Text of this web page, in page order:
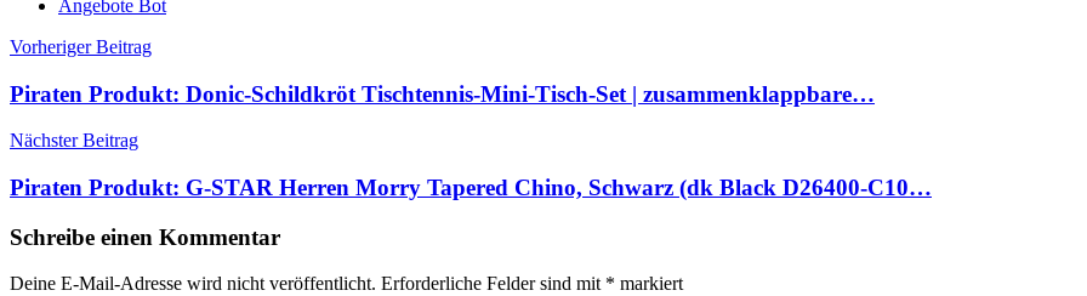
Angebote Bot
Beitragsnavigation
Vorheriger Beitrag
Piraten Produkt: Donic-Schildkröt Tischtennis-Mini-Tisch-Set | zusammenklappbare…
Nächster Beitrag
Piraten Produkt: G-STAR Herren Morry Tapered Chino, Schwarz (dk Black D26400-C10…
Schreibe einen Kommentar
Deine E-Mail-Adresse wird nicht veröffentlicht. Erforderliche Felder sind mit * markiert